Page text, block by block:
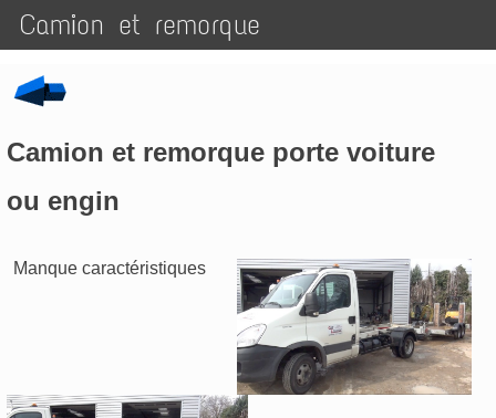
Camion et remorque
Camion et remorque porte voiture
ou engin
Manque caractéristiques